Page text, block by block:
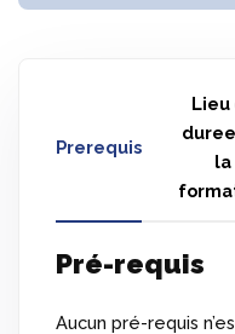
Prerequis
Lieu
la
Pré-requis
Aucun pré-requis